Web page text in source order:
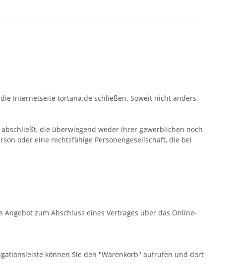
Internetseite tortana.de schließen. Soweit nicht anders
die überwiegend weder ihrer gewerblichen noch
oder eine rechtsfähige Personengesellschaft, die bei
zum Abschluss eines Vertrages über das Online-
können Sie den "Warenkorb" aufrufen und dort